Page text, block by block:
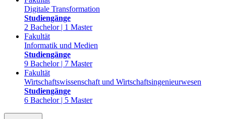
Digitale Transformation
Studiengänge
2 Bachelor | 1 Master
Fakultät
Informatik und Medien
Studiengänge
9 Bachelor | 7 Master
Fakultät
Wirtschaftswissenschaft und Wirtschaftsingenieurwesen
Studiengänge
6 Bachelor | 5 Master